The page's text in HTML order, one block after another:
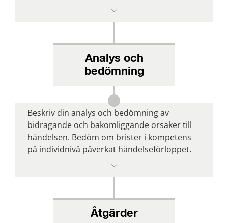
bidragande orsak till händelsen ska du
överväga att anmäla läkemedelsbiverkan till
Läkemedelsverket.
Analys och
bedömning
Beskriv din analys och bedömning av
bidragande och bakomliggande orsaker till
händelsen. Bedöm om brister i kompetens
på individnivå påverkat händelseförloppet.
Åtgärder